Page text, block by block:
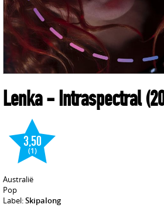
Lenka- Intraspectral
3,50
(1)
Australië
Pop
Label:Skipalong